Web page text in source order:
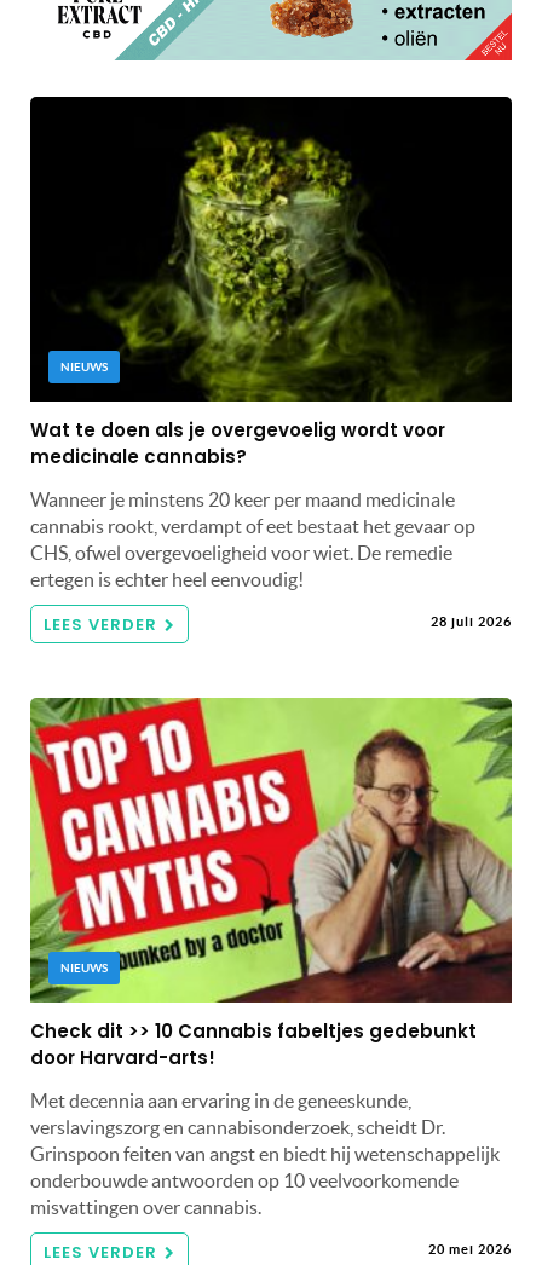
NIEUWS
Wat te doen als je overgevoelig wordt voor
medicinale cannabis?
Wanneer je minstens 20 keer per maand medicinale
cannabis rookt, verdampt of eet bestaat het gevaar op
CHS, ofwel overgevoeligheid voor wiet. De remedie
ertegen is echter heel eenvoudig!
LEES VERDER 28 juli 2026
NIEUWS
Check dit >> 10 Cannabis fabeltjes gedebunkt
door Harvard-arts!
Met decennia aan ervaring in de geneeskunde,
verslavingszorg en cannabisonderzoek, scheidt Dr.
Grinspoon feiten van angst en biedt hij wetenschappelijk
onderbouwde antwoorden op 10 veelvoorkomende
misvattingen over cannabis.
LEES VERDER 20 mei 2026